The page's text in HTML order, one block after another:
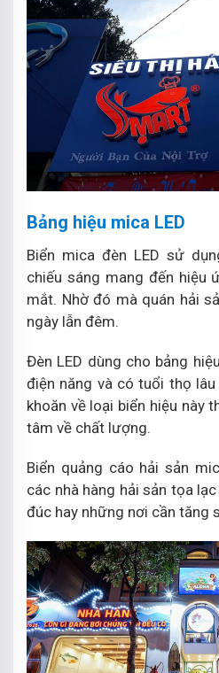
Bảng hiệu mica LED
Biển mica đèn LED sử
chiếu sáng mang đến hiệu
mắt. Nhờ đó mà quán hải
ngày lẫn đêm.
Đèn LED dùng cho bảng
điện năng và có tuổi thọ lâu
khoăn về loại biển hiệu này
tâm về chất lượng.
Biển quảng cáo hải sản
các nhà hàng hải sản tọa
đúc hay những nơi cần tăng